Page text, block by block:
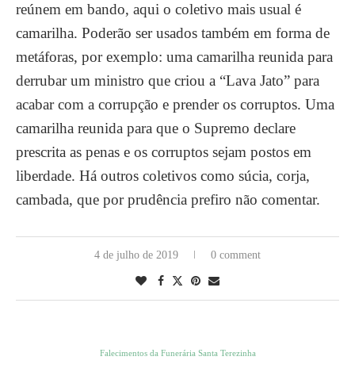
reúnem em bando, aqui o coletivo mais usual é
camarilha. Poderão ser usados também em forma de
metáforas, por exemplo: uma camarilha reunida para
derrubar um ministro que criou a “Lava Jato” para
acabar com a corrupção e prender os corruptos. Uma
camarilha reunida para que o Supremo declare
prescrita as penas e os corruptos sejam postos em
liberdade. Há outros coletivos como súcia, corja,
cambada, que por prudência prefiro não comentar.
4 de julho de 2019 0 comment
Falecimentos da Funerária Santa Terezinha